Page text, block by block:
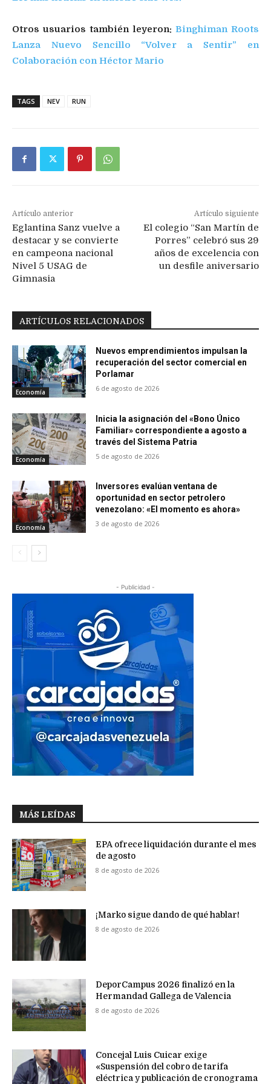
Otros usuarios también leyeron: Binghiman Roots
Lanza Nuevo Sencillo “Volver a Sentir” en
Colaboración con Héctor Mario
TAGS NEV RUN
Artículo anterior
Eglantina Sanz vuelve a
destacar y se convierte
en campeona nacional
Nivel 5 USAG de
Gimnasia
Artículo siguiente
El colegio “San Martín de
Porres” celebró sus 29
años de excelencia con
un desfile aniversario
ARTÍCULOS RELACIONADOS
Economía
Nuevos emprendimientos impulsan la
recuperación del sector comercial en
Porlamar
6 de agosto de 2026
Economía
Inicia la asignación del «Bono Único
Familiar» correspondiente a agosto a
través del Sistema Patria
5 de agosto de 2026
Economía
Inversores evalúan ventana de
oportunidad en sector petrolero
venezolano: «El momento es ahora»
3 de agosto de 2026
- Publicidad -
MÁS LEÍDAS
EPA ofrece liquidación durante el mes
de agosto
8 de agosto de 2026
¡Marko sigue dando de qué hablar!
8 de agosto de 2026
DeporCampus 2026 finalizó en la
Hermandad Gallega de Valencia
8 de agosto de 2026
Concejal Luis Cuicar exige
«Suspensión del cobro de tarifa
eléctrica y publicación de cronograma